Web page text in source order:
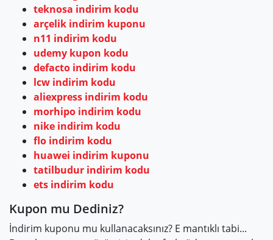
teknosa indirim kodu
arçelik indirim kuponu
n11 indirim kodu
udemy kupon kodu
defacto indirim kodu
lcw indirim kodu
aliexpress indirim kodu
morhipo indirim kodu
nike indirim kodu
flo indirim kodu
huawei indirim kuponu
tatilbudur indirim kodu
ets indirim kodu
Kupon mu Dediniz?
İndirim kuponu mu kullanacaksınız? E mantıklı tabi...